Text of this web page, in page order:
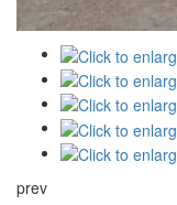
prev